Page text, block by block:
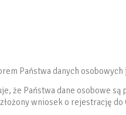
Państwa danych osobowych
że Państwa dane osobowe
wniosek o rejestrację